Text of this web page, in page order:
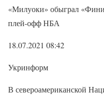
«Милуоки» обыграл
плей-офф НБА
18.07.2021 08:42
Укринформ
В североамериканской